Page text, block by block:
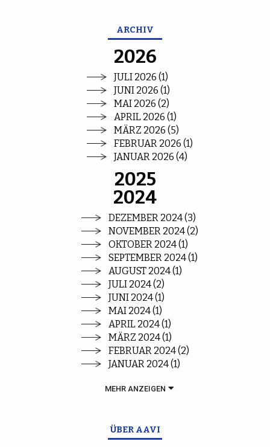
ARCHIV
2026
JULI 2026 (1)
JUNI 2026 (1)
MAI 2026 (2)
APRIL 2026 (1)
MÄRZ 2026 (5)
FEBRUAR 2026 (1)
JANUAR 2026 (4)
2025
2024
DEZEMBER 2024 (3)
NOVEMBER 2024 (2)
OKTOBER 2024 (1)
SEPTEMBER 2024 (1)
AUGUST 2024 (1)
JULI 2024 (2)
JUNI 2024 (1)
MAI 2024 (1)
APRIL 2024 (1)
MÄRZ 2024 (1)
FEBRUAR 2024 (2)
JANUAR 2024 (1)
MEHR ANZEIGEN
ÜBER AAVI